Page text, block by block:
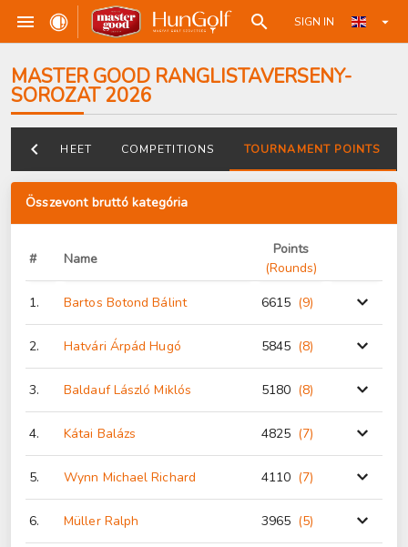
SIGN IN
MASTER GOOD RANGLISTAVERSENY-
SOROZAT 2026
DATASHEET COMPETITIONS TOURNAMENT POINTS
Összevont bruttó kategória
# Name
Points
(Rounds)
1.
Bartos Botond Bálint 6615 (9)
2. Hatvári Árpád Hugó 5845 (8)
3. Baldauf László Miklós 5180 (8)
4. Kátai Balázs 4825 (7)
5. Wynn Michael Richard 4110 (7)
6. Müller Ralph 3965 (5)